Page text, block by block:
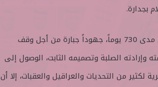
بجدارة.
لقد بذلت قطر بقيادة سمو الأمير المفدى، على مدى 730 يوماً، جهوداً جبارة من أجل وقف
الصلبة وتصميمه الثابت، الوصول إلى
من التحديات والعراقيل والعقبات، إلا أن